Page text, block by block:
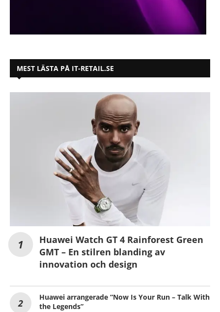
MEST LÄSTA PÅ IT-RETAIL.SE
Huawei Watch GT 4 Rainforest Green
GMT – En stilren blanding av
innovation och design
Huawei arrangerade “Now Is Your Run – Talk With
the Legends”